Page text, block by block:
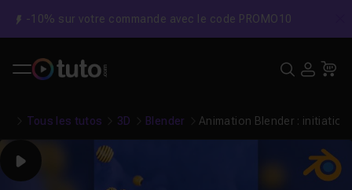
-10% sur votre commande avec le code PROMO10
Tous les tutos 3D Blender Animation Blender :
Play